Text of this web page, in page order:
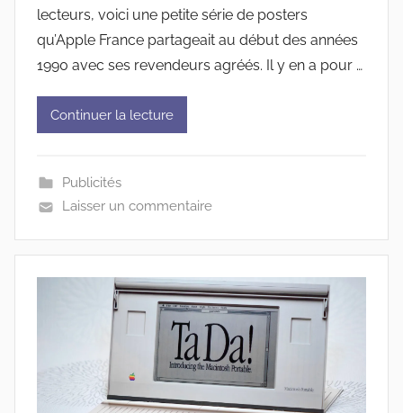
lecteurs, voici une petite série de posters
qu’Apple France partageait au début des années
1990 avec ses revendeurs agréés. Il y en a pour …
Continuer la lecture
Publicités
Laisser un commentaire